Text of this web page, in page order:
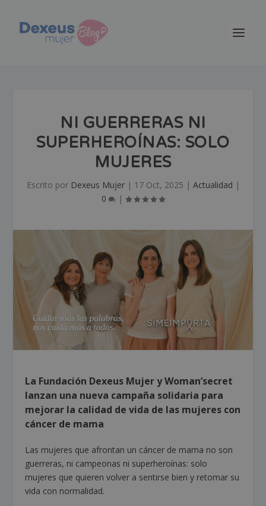
NI GUERRERAS NI
SUPERHEROÍNAS: SOLO
MUJERES
Escrito por Dexeus Mujer| 17 Oct, 2025 | Actualidad |
0
|
La Fundación Dexeus Mujer y Woman’secret
lanzan una nueva campaña solidaria para
mejorar la calidad de vida de las mujeres con
cáncer de mama
Las mujeres que afrontan un cáncer de mama no son
guerreras, ni campeonas ni superheroínas: solo
mujeres que quieren volver a sentirse bien y retomar su
vida con normalidad.